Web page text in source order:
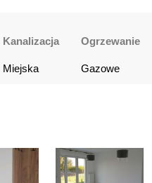
Kanalizacja
Miejska
Ogrzewanie
Gazowe